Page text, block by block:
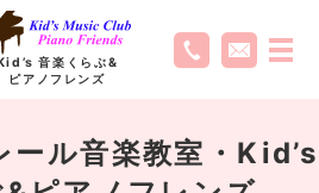
音楽くらぶ&
ピアノフレンズ
ル音楽教室・Kid’s